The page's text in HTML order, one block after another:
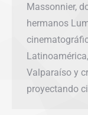
Massonnier,
hermanos
Valparaíso y
proyectando